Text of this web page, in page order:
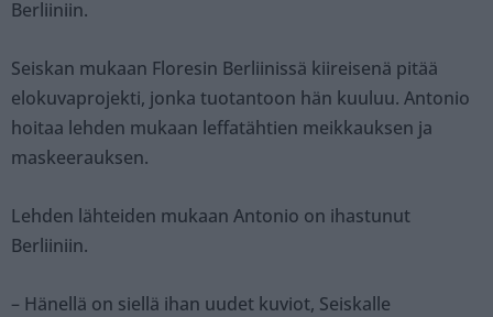
Berliiniin.
Seiskan mukaan Floresin Berliinissä kiireisenä pitää
elokuvaprojekti, jonka tuotantoon hän kuuluu. Antonio
hoitaa lehden mukaan leffatähtien meikkauksen ja
maskeerauksen.
Lehden lähteiden mukaan Antonio on ihastunut
Berliiniin.
– Hänellä on siellä ihan uudet kuviot, Seiskalle